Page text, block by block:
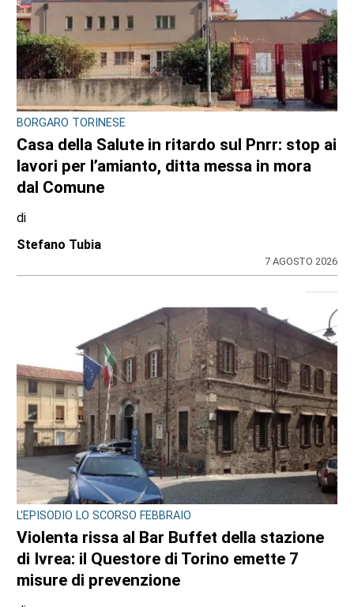
CONTRASTO ALLO SPACCIO DI DROGA
Scaglia il monopattino contro la volante e
finge di essere minorenne: arrestato
pusher 20enne con 30 dosi di crack
di
Redazione
Nelle camere da letto un market della
droga: 33 chili di hashish sotto il letto e nel
frigo. Arrestato 24enne